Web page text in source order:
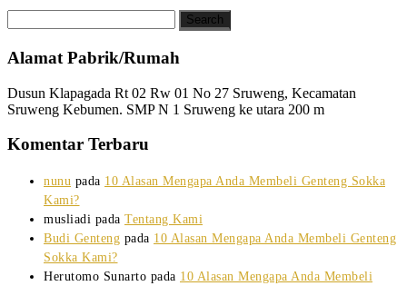
Alamat Pabrik/Rumah
Dusun Klapagada Rt 02 Rw 01 No 27 Sruweng, Kecamatan
Sruweng Kebumen. SMP N 1 Sruweng ke utara 200 m
Komentar Terbaru
nunu pada 10 Alasan Mengapa Anda Membeli Genteng Sokka
Kami?
musliadi pada Tentang Kami
Budi Genteng pada 10 Alasan Mengapa Anda Membeli Genteng
Sokka Kami?
Herutomo Sunarto pada 10 Alasan Mengapa Anda Membeli